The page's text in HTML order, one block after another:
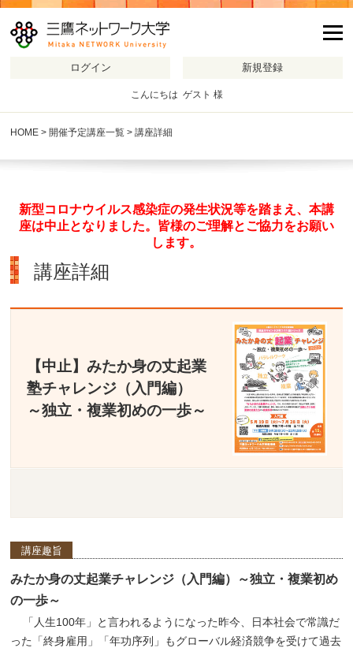
こんにちは ゲスト 様
HOME > 開催予定講座一覧 > 講座詳細
新型コロナウイルス感染症の発生状況等を踏まえ、本講
座は中止となりました。皆様のご理解とご協力をお願い
します。
講座詳細
【中止】みたか身の丈起業
塾チャレンジ（入門編）
～独立・複業初めの一歩～
講座趣旨
みたか身の丈起業チャレンジ（入門編）～独立・複業初め
の一歩～
「人生100年」と言われるようになった昨今、日本社会で常識だ
った「終身雇用」「年功序列」もグローバル経済競争を受けて過去